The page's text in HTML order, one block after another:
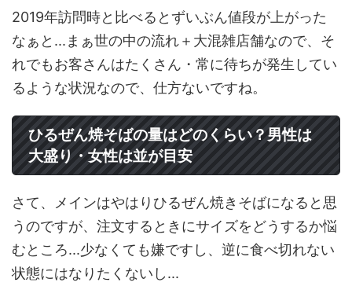
2019年訪問時と比べるとずいぶん値段が上がった
なぁと...まぁ世の中の流れ＋大混雑店舗なので、そ
れでもお客さんはたくさん・常に待ちが発生してい
るような状況なので、仕方ないですね。
ひるぜん焼そばの量はどのくらい？男性は
大盛り・女性は並が目安
さて、メインはやはりひるぜん焼きそばになると思
うのですが、注文するときにサイズをどうするか悩
むところ...少なくても嫌ですし、逆に食べ切れない
状態にはなりたくないし...